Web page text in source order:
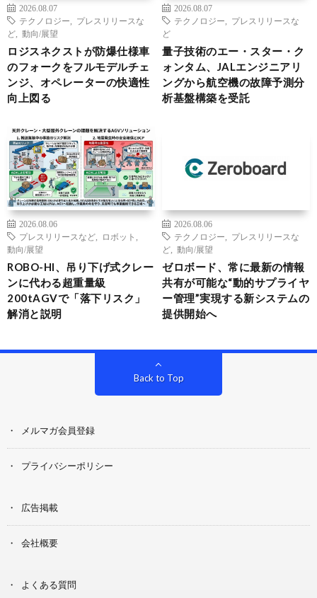
2026.08.07
テクノロジー
プレスリリースな
ど
動向/展望
ロジスネクストが防爆仕様車
のフォークをフルモデルチェ
ンジ、オペレーターの快適性
向上図る
2026.08.07
テクノロジー
プレスリリースな
ど
量子技術のエー・スター・ク
ォンタム、JALエンジニアリ
ングから航空機の故障予測分
析基盤構築を受託
2026.08.06
プレスリリースなど
ロボット
動向/展望
ROBO-HI、吊り下げ式クレー
ンに代わる超重量級
200tAGVで「落下リスク」
解消と説明
2026.08.06
テクノロジー
プレスリリースな
ど
動向/展望
ゼロボード、常に最新の情報
共有が可能な“動的サプライヤ
ー管理”実現する新システムの
提供開始へ
Back to Top
メルマガ会員登録
プライバシーポリシー
広告掲載
会社概要
よくある質問